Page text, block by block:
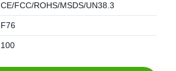
CE/FCC/ROHS/MSDS/UN38.3
F76
100